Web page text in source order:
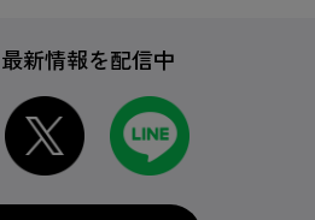
新情報を配信中